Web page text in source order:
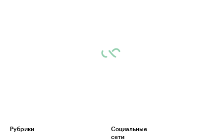
Рубрики
Социальные
сети